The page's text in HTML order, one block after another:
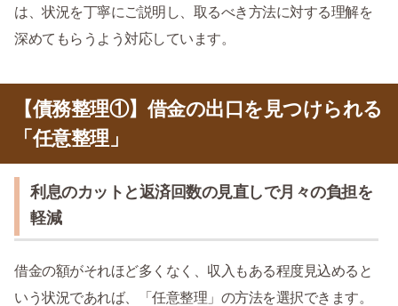
は、状況を丁寧にご説明し、取るべき方法に対する理解を
深めてもらうよう対応しています。
【債務整理①】借金の出口を見つけられる
「任意整理」
利息のカットと返済回数の見直しで月々の負担を
軽減
借金の額がそれほど多くなく、収入もある程度見込めると
いう状況であれば、「任意整理」の方法を選択できます。